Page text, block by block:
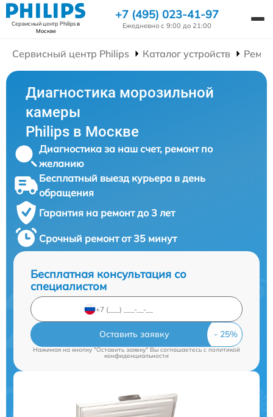
Сервисный центр Philipsв
Москве
+7 (495) 023-41-97
Ежедневно с 9:00 до 21:00
Сервисный центр Philips Каталог устройств
Диагностика морозильной
камеры
Philips в Москве
Диагностика за наш счет, ремонт по
желанию
Бесплатный выезд курьера в день
обращения
Гарантия на ремонт до 3 лет
Срочный ремонт от 35 минут
Бесплатная консультация со
специалистом
Оставить заявку
Нажимая на кнопку "Оставить заявку" Вы соглашаетесь c политикой
конфиденциальности